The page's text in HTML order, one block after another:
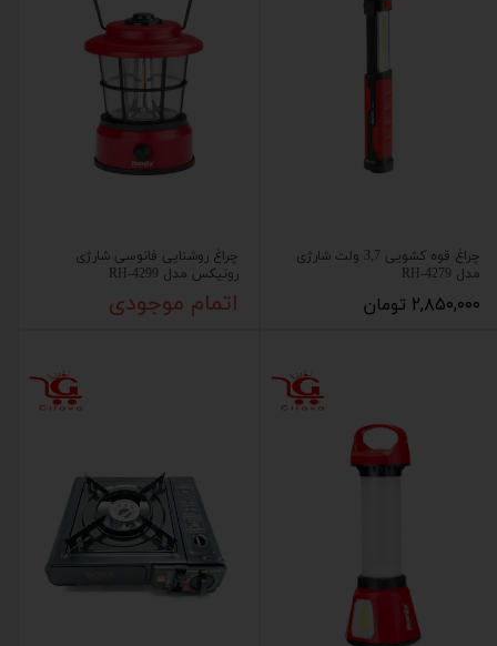
چراغ قوه کشویی 3,7 ولت شارژی
مدل RH-4279
۲,۸۵۰,۰۰۰ تومان
چراغ روشنایی فانوسی شارژی
رونیکس مدل RH-4299
اتمام موجودی